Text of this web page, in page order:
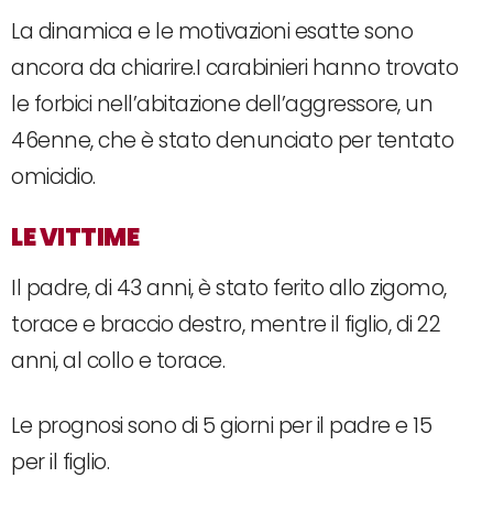
La dinamica e le motivazioni esatte sono
ancora da chiarire.I carabinieri hanno trovato
le forbici nell’abitazione dell’aggressore, un
46enne, che è stato denunciato per tentato
omicidio.
LE VITTIME
Il padre, di 43 anni, è stato ferito allo zigomo,
torace e braccio destro, mentre il figlio, di 22
anni, al collo e torace.
Le prognosi sono di 5 giorni per il padre e 15
per il figlio.